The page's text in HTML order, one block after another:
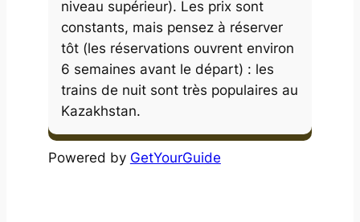
niveau supérieur). Les prix sont
constants, mais pensez à réserver
tôt (les réservations ouvrent environ
6 semaines avant le départ) : les
trains de nuit sont très populaires au
Kazakhstan.
Powered by GetYourGuide